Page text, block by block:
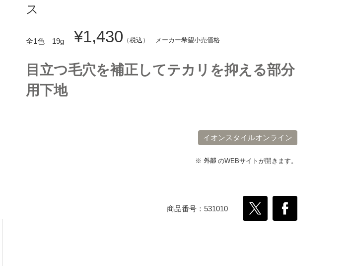
ス
全1色 19g 1,430
目立つ毛穴を補正してテカリを抑える部分
用下地
イオンスタイルオンライン
※ のWEBサイトが開きます。
商品番号：531010